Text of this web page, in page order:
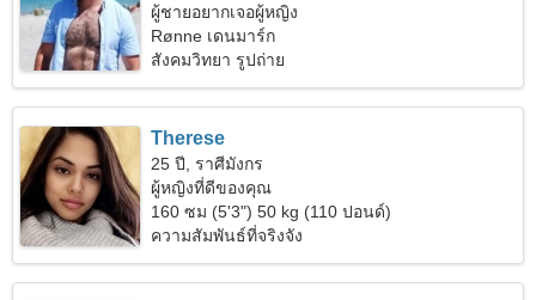
ผู้ชายอยากเจอผู้หญิง
Rønne เดนมาร์ก
สังคมวิทยา รูปถ่าย
Therese
25 ปี, ราศีมังกร
ผู้หญิงที่ดีของคุณ
160 ซม (5'3") 50 kg (110 ปอนด์)
ความสัมพันธ์ที่จริงจัง